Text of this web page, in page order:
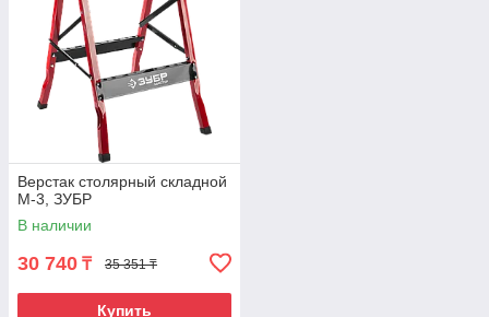
Верстак столярный складной
М-3, ЗУБР
В наличии
30 740 ₸ 35 351 ₸
Купить